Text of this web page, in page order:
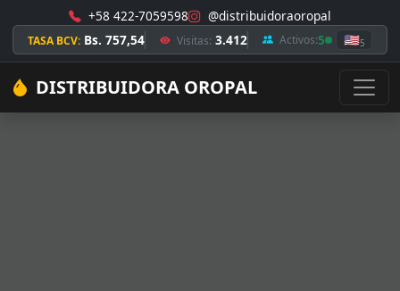
+58 422-7059598 @distribuidoraoropal
TASA BCV: Bs. 757,54 Visitas: 3.412 Activos:5 🇺🇸5
DISTRIBUIDORA OROPAL